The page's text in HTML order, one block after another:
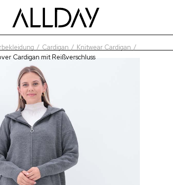
Cardigan
Knitwear Cardigan
Cardigan mit Reißverschluss